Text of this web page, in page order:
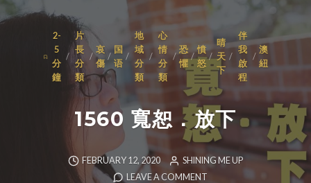
2-
5
分
鐘
/
片
長
分
類
/
哀
傷
/
国
语
/
地
域
分
類
/
心
情
分
類
/
恐
懼
/
憤
怒
/
晴
天
下
/
伴
我
啟
程
/
澳
紐
1560 寬恕．放下
FEBRUARY 12, 2020
SHINING ME UP
LEAVE A COMMENT